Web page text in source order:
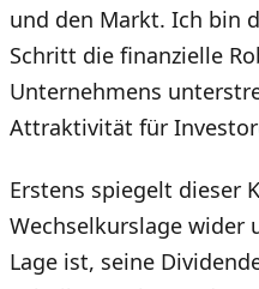
und den Markt. Ich bin
Schritt die finanzielle
Unternehmens
Attraktivität für
Erstens spiegelt dieser
Wechselkurslage wider
Lage ist, seine